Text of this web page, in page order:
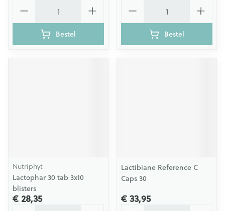
Bestel Bestel
Nutriphyt
Lactophar 30 tab 3x10
blisters
€ 28,35
Lactibiane Reference C
Caps 30
€ 33,95